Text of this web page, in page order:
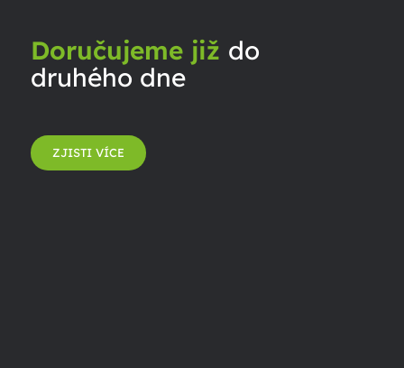
Doručujeme již do
druhého dne
ZJISTI VÍCE